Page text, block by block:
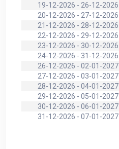
19-12-2026 - 26-12-2026
20-12-2026 - 27-12-2026
21-12-2026 - 28-12-2026
22-12-2026 - 29-12-2026
23-12-2026 - 30-12-2026
24-12-2026 - 31-12-2026
26-12-2026 - 02-01-2027
27-12-2026 - 03-01-2027
28-12-2026 - 04-01-2027
29-12-2026 - 05-01-2027
30-12-2026 - 06-01-2027
31-12-2026 - 07-01-2027